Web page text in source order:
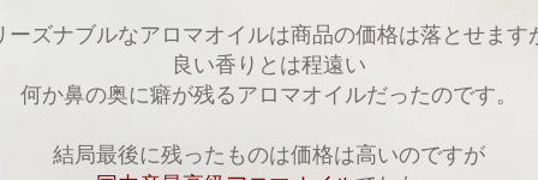
ーズナブルなアロマオイルは商品の価格は落とせます
良い香りとは程遠い
何か鼻の奥に癖が残るアロマオイルだったのです。
結局最後に残ったものは価格は高いのですが